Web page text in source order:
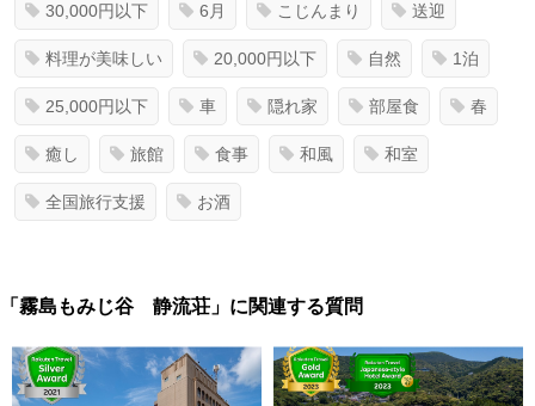
30,000円以下 6月 こじんまり 送迎
料理が美味しい 20,000円以下 自然 1泊
25,000円以下 車 隠れ家 部屋食 春
癒し 旅館 食事 和風 和室
全国旅行支援 お酒
「霧島もみじ谷 静流荘」に関連する質問